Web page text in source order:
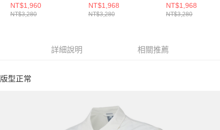
AMJ53317BK-F
NT$1,960
NT$3,280
NCF31081BEI-F
NT$1,968
NT$3,280
NCF31081NV-F
NT$1,968
NT$3,280
詳細說明 相關推薦
版型正常